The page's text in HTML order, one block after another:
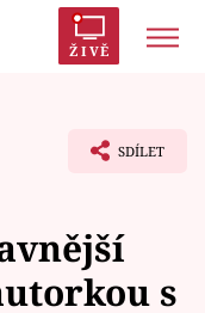
ŽIVĚ
SDÍLET
s